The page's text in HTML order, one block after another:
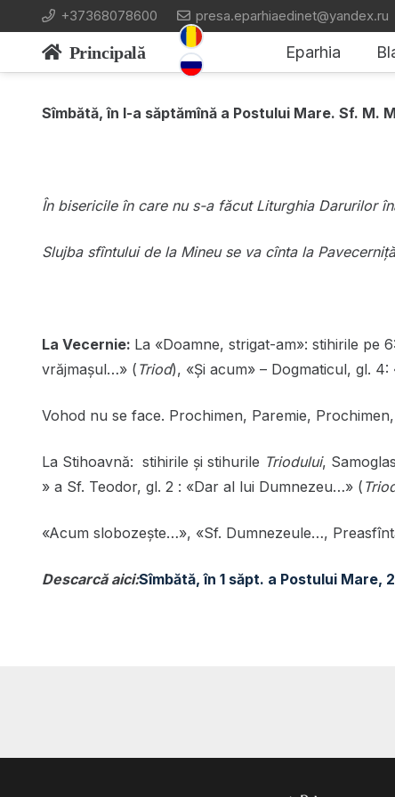
+37368078600 presa.eparhiaedinet@yandex.ru
Principală Eparhia
Sîmbătă, în I-a săptămînă a Postului Mare. Sf. M.
În bisericile în care nu s-a făcut Liturghia Darurilor
Slujba sfîntului de la Mineu se va cînta la
La Vecernie: La «Doamne, strigat-am»: stihirile pe
vrăjmașul…» ( Triod), «Și acum» – Dogmaticul, gl.
Vohod nu se face. Prochimen, Paremie,
La Stihoavnă: stihirile și stihurile Triodului,
» a Sf. Teodor, gl. 2 : «Dar al lui Dumnezeu…» (
«Acum slobozește…», «Sf. Dumnezeule…,
Descarcă aici:Sîmbătă, în 1 săpt. a Postului Mare,